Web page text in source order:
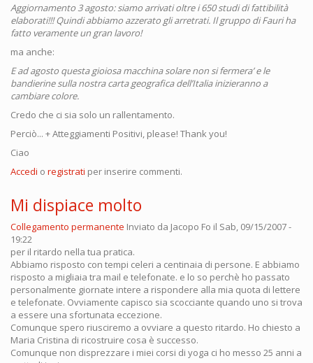
Aggiornamento 3 agosto: siamo arrivati oltre i 650 studi di fattibilità
elaborati!!! Quindi abbiamo azzerato gli arretrati. Il gruppo di Fauri ha
fatto veramente un gran lavoro!
ma anche:
E ad agosto questa gioiosa macchina solare non si fermera’ e le
bandierine sulla nostra carta geografica dell’Italia inizieranno a
cambiare colore.
Credo che ci sia solo un rallentamento.
Perciò... + Atteggiamenti Positivi, please! Thank you!
Ciao
Accedi o registrati per inserire commenti.
Mi dispiace molto
Collegamento permanente Inviato da Jacopo Fo il Sab, 09/15/2007 -
19:22
per il ritardo nella tua pratica.
Abbiamo risposto con tempi celeri a centinaia di persone. E abbiamo
risposto a migliaia tra mail e telefonate. e lo so perchè ho passato
personalmente giornate intere a rispondere alla mia quota di lettere
e telefonate. Ovviamente capisco sia scocciante quando uno si trova
a essere una sfortunata eccezione.
Comunque spero riusciremo a ovviare a questo ritardo. Ho chiesto a
Maria Cristina di ricostruire cosa è successo.
Comunque non disprezzare i miei corsi di yoga ci ho messo 25 anni a